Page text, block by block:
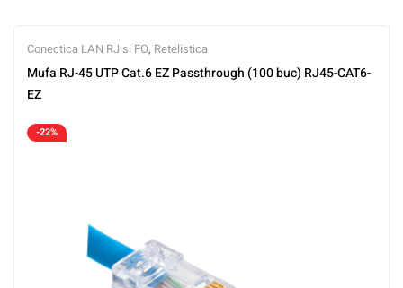
Conectica LAN RJ si FO, Retelistica
Mufa RJ-45 UTP Cat.6 EZ Passthrough (100 buc) RJ45-CAT6-
EZ
-22%